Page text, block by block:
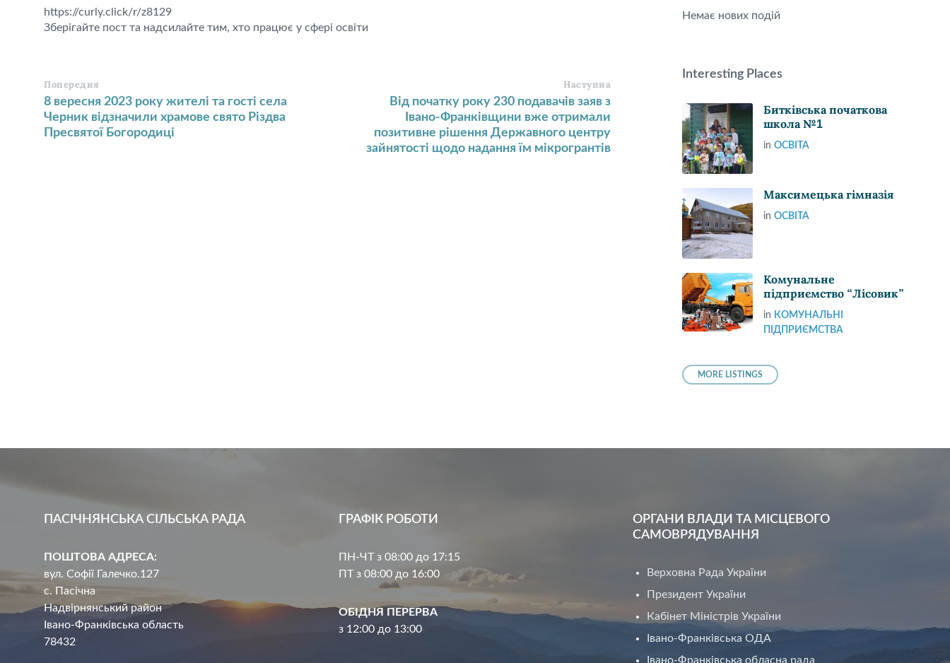
https://curly.click/r/z8129
Зберігайте пост та надсилайте тим, хто працює у сфері освіти
Попередня
8 вересня 2023 року жителі та гості села
Черник відзначили храмове свято Різдва
Пресвятої Богородиці
Наступна
Від початку року 230 подавачів заяв з
Івано-Франківщини вже отримали
позитивне рішення Державного центру
зайнятості щодо надання їм мікрогрантів
Немає нових подій
Interesting Places
Битківська початкова
школа №1
inОСВІТА
Максимецька гімназія
inОСВІТА
Комунальне
підприємство “Лісовик”
in КОМУНАЛЬНІ
ПІДПРИЄМСТВА
MORE LISTINGS
ПАСІЧНЯНСЬКА СІЛЬСЬКА РАДА
ПОШТОВА АДРЕСА:
вул. Софії Галечко.127
с. Пасічна
Надвірнянський район
Івано-Франківська область
78432
ГРАФІК РОБОТИ
ПН-ЧТ з 08:00 до 17:15
ПТ з 08:00 до 16:00
ОБІДНЯ ПЕРЕРВА
з 12:00 до 13:00
ОРГАНИ ВЛАДИ ТА МІСЦЕВОГО
САМОВРЯДУВАННЯ
Верховна Рада України
Президент України
Кабінет Міністрів України
Івано-Франківська ОДА
Івано-Франківська обласна рада